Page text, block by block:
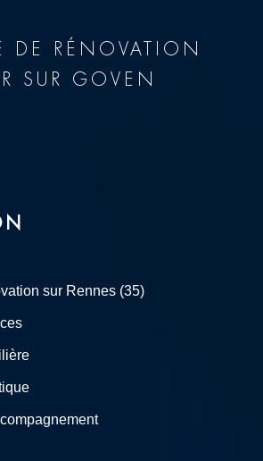
DE RÉNOVATION
SUR GOVEN
sur Rennes (35)